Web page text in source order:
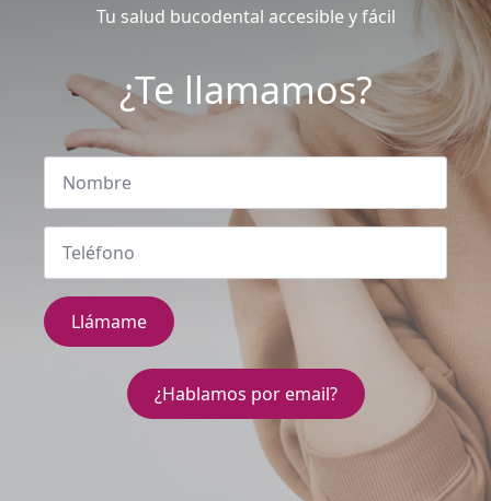
Tu salud bucodental accesible y fácil
¿Te llamamos?
Llámame
¿Hablamos por email?